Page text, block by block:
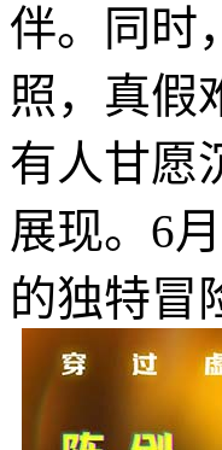
伴。同时
照，真假
有人甘愿
展现。6
的独特冒